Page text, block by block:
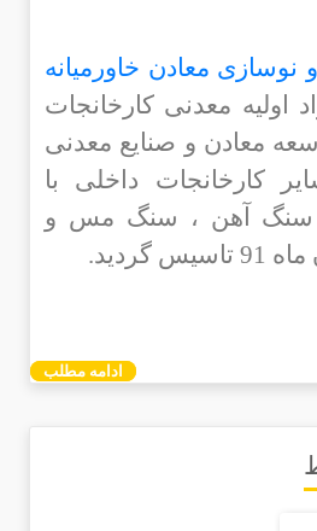
معادن خاورمیانه
اولیه معدنی کارخانجات
معادن و صنایع معدنی
کارخانجات داخلی با
سنگ آهن ، سنگ مس و
ادامه مطلب